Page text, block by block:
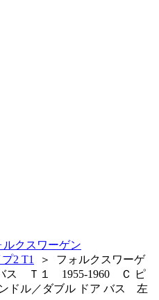
ルクスワーゲン
2 T1 ＞ フォルクスワーゲ
ス Ｔ１ 1955-1960 Ｃ ピ
ドル／ダブル ドア バス 左